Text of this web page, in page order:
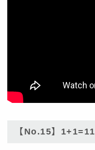
【No.15】1+1=11